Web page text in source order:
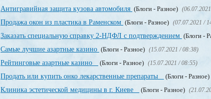
Антигравийная защита кузова автомобиля (Блоги - Разное)
Продажа окон из пластика в Раменском (Блоги - Разное) (07.07.2021 /
Заказать специальную справку 2-НДФЛ с подтверждением (Блоги -
Самые лучшие азартные казино (Блоги - Разное) (15.07.2021 / 08:38)
Рейтинговые азартные казино (Блоги - Разное) (15.07.2021 / 08:55)
Продать или купить онко лекарственные препараты (Блоги - Разное)
Клиника эстетической медицины в г. Киеве (Блоги - Разное)